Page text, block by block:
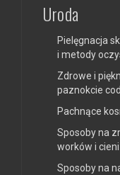
Uroda
Pielęgnacja
i metody
Zdrowe i
paznokcie
Pachnące
Sposoby na
worków i
Sposoby na